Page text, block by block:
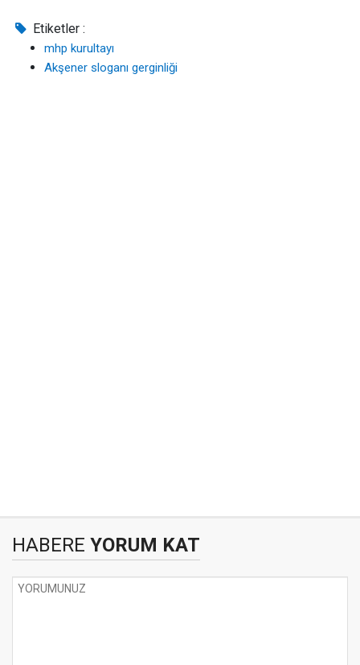
Etiketler :
mhp kurultayı
Akşener sloganı gerginliği
HABERE YORUM KAT